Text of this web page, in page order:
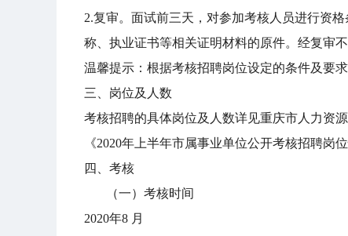
2.复审。面试前三天，对参加考核人员进行资
称、执业证书等相关证明材料的原件。经复审
温馨提示：根据考核招聘岗位设定的条件及要
三、岗位及人数
考核招聘的具体岗位及人数详见重庆市人力资
《2020年上半年市属事业单位公开考核招聘岗
四、考核
（一）考核时间
2020年8 月